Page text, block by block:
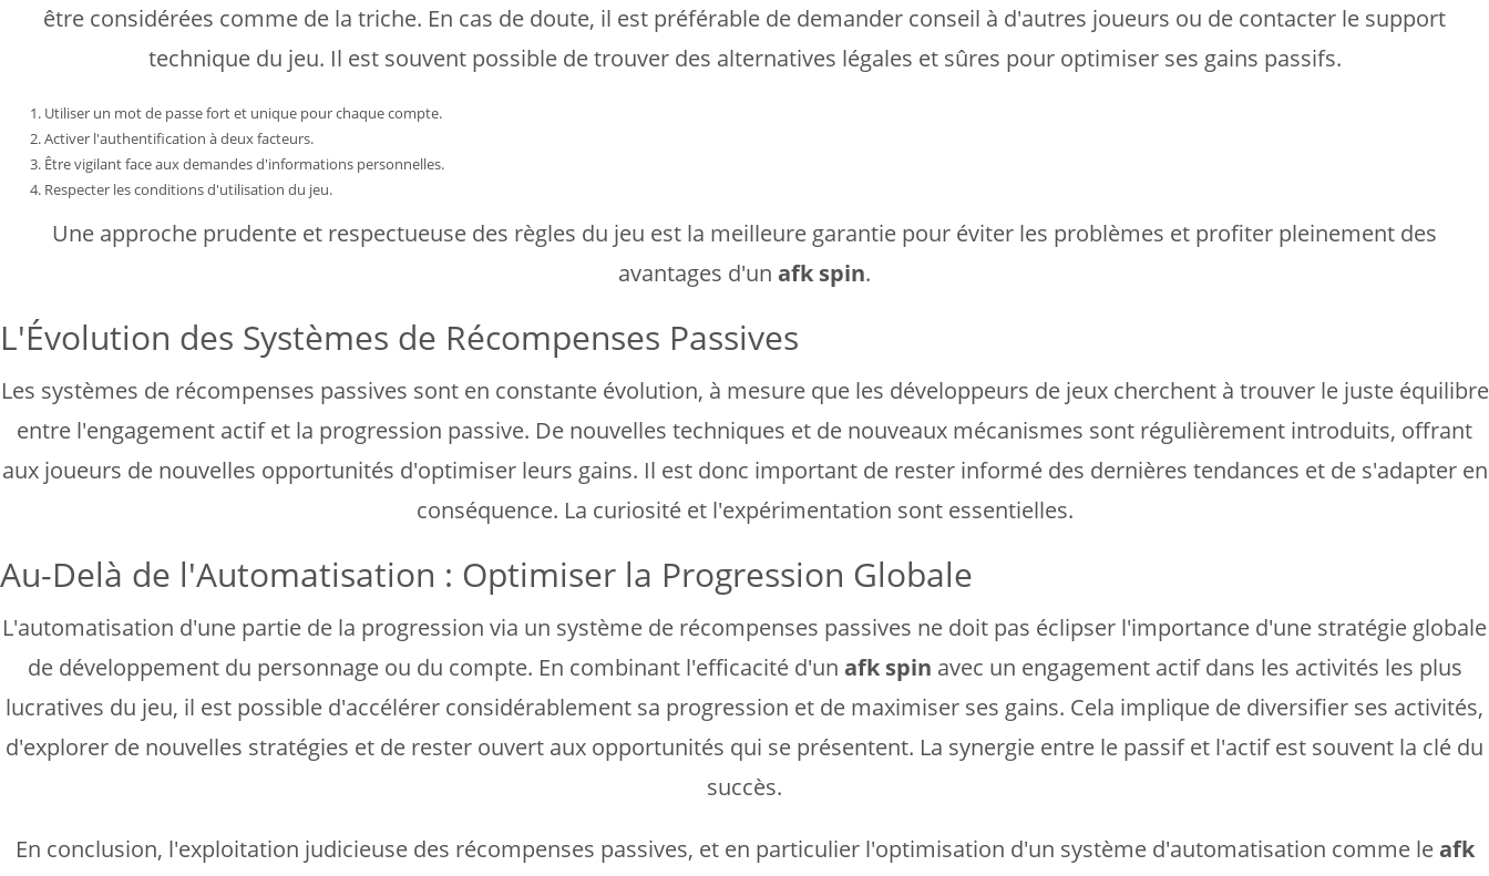
être considérées comme de la triche. En cas de doute, il est préférable de demander conseil à d'autres joueurs ou de contacter le support
technique du jeu. Il est souvent possible de trouver des alternatives légales et sûres pour optimiser ses gains passifs.
Utiliser un mot de passe fort et unique pour chaque compte.
Activer l'authentification à deux facteurs.
Être vigilant face aux demandes d'informations personnelles.
Respecter les conditions d'utilisation du jeu.
Une approche prudente et respectueuse des règles du jeu est la meilleure garantie pour éviter les problèmes et profiter pleinement des
avantages d'un afk spin.
L'Évolution des Systèmes de Récompenses Passives
Les systèmes de récompenses passives sont en constante évolution, à mesure que les développeurs de jeux cherchent à trouver le juste équilibre
entre l'engagement actif et la progression passive. De nouvelles techniques et de nouveaux mécanismes sont régulièrement introduits, offrant
aux joueurs de nouvelles opportunités d'optimiser leurs gains. Il est donc important de rester informé des dernières tendances et de s'adapter en
conséquence. La curiosité et l'expérimentation sont essentielles.
Au-Delà de l'Automatisation : Optimiser la Progression Globale
L'automatisation d'une partie de la progression via un système de récompenses passives ne doit pas éclipser l'importance d'une stratégie globale
de développement du personnage ou du compte. En combinant l'efficacité d'un afk spin avec un engagement actif dans les activités les plus
lucratives du jeu, il est possible d'accélérer considérablement sa progression et de maximiser ses gains. Cela implique de diversifier ses activités,
d'explorer de nouvelles stratégies et de rester ouvert aux opportunités qui se présentent. La synergie entre le passif et l'actif est souvent la clé du
succès.
En conclusion, l'exploitation judicieuse des récompenses passives, et en particulier l'optimisation d'un système d'automatisation comme le afk